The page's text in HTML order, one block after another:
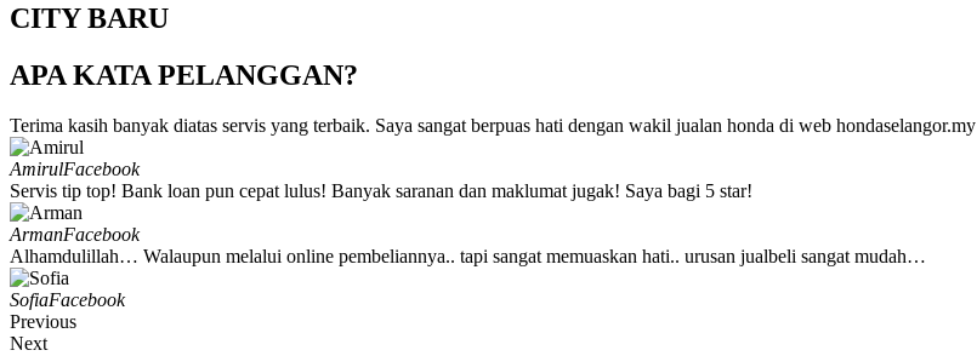
CITY BARU
APA KATA PELANGGAN?
Terima kasih banyak diatas servis yang terbaik. Saya sangat berpuas hati dengan wakil jualan honda di web hondaselangor.my
AmirulFacebook
Servis tip top! Bank loan pun cepat lulus! Banyak saranan dan maklumat jugak! Saya bagi 5 star!
ArmanFacebook
Alhamdulillah… Walaupun melalui online pembeliannya.. tapi sangat memuaskan hati.. urusan jualbeli sangat mudah…
SofiaFacebook
Previous
Next